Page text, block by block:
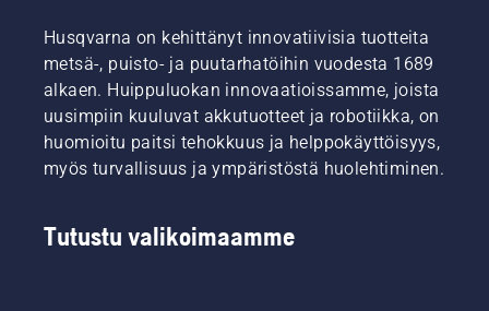
Husqvarna on kehittänyt innovatiivisia tuotteita
metsä-, puisto- ja puutarhatöihin vuodesta 1689
alkaen. Huippuluokan innovaatioissamme, joista
uusimpiin kuuluvat akkutuotteet ja robotiikka, on
huomioitu paitsi tehokkuus ja helppokäyttöisyys,
myös turvallisuus ja ympäristöstä huolehtiminen.
Tutustu valikoimaamme